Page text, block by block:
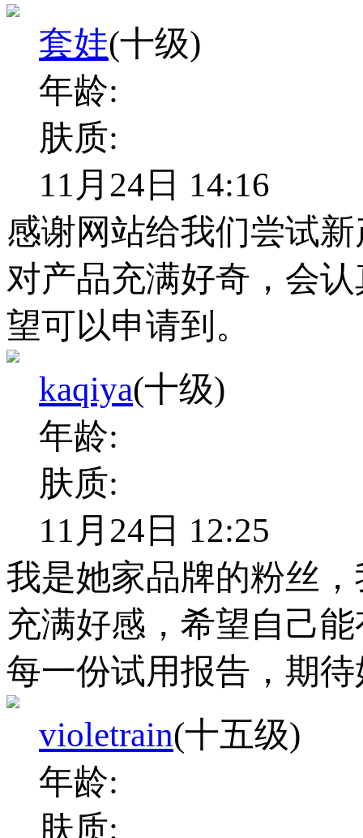
套娃(十级)
年龄:
肤质:
11月24日 14:16
感谢网站给我们尝试
对产品充满好奇，会
望可以申请到。
kaqiya(十级)
年龄:
肤质:
11月24日 12:25
我是她家品牌的粉丝
充满好感，希望自己
每一份试用报告，期
violetrain(十五级)
年龄:
肤质: